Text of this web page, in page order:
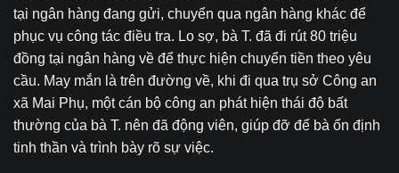
tại ngân hàng đang gửi, chuyển qua ngân hàng khác để
phục vụ công tác điều tra. Lo sợ, bà T. đã đi rút 80 triệu
đồng tại ngân hàng về để thực hiện chuyển tiền theo yêu
cầu. May mắn là trên đường về, khi đi qua trụ sở Công an
xã Mai Phụ, một cán bộ công an phát hiện thái độ bất
thường của bà T. nên đã động viên, giúp đỡ để bà ổn định
tinh thần và trình bày rõ sự việc.